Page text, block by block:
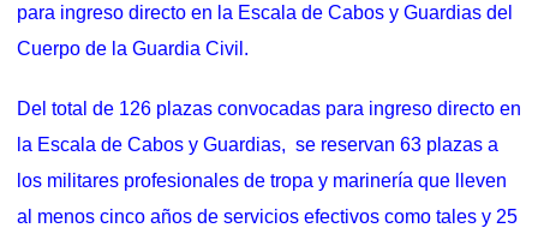
para ingreso directo en la Escala de Cabos y Guardias del
Cuerpo de la Guardia Civil.
Del total de 126 plazas convocadas para ingreso directo en
la Escala de Cabos y Guardias, se reservan 63 plazas a
los militares profesionales de tropa y marinería que lleven
al menos cinco años de servicios efectivos como tales y 25